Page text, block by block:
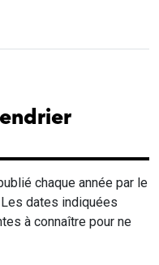
chaque année par le
dates indiquées
à connaître pour ne